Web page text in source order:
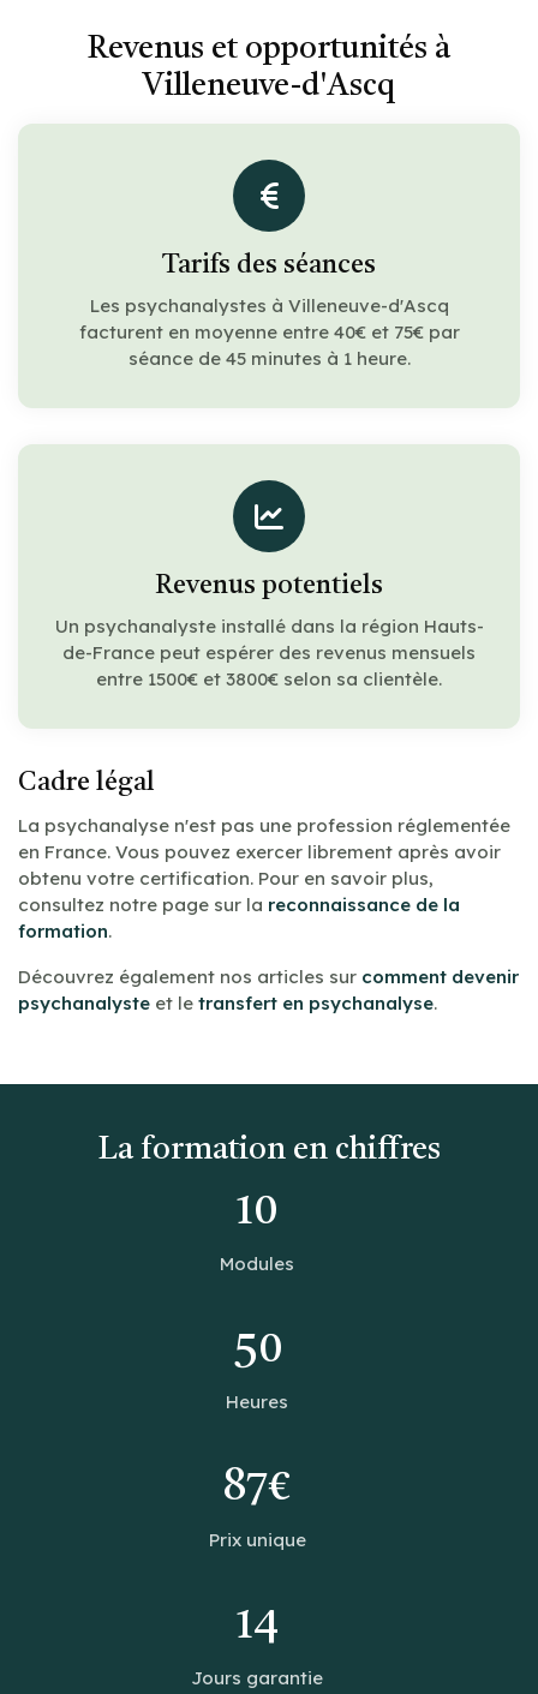
Revenus et opportunités à
Villeneuve-d'Ascq
Tarifs des séances
Les psychanalystes à Villeneuve-d'Ascq
facturent en moyenne entre 40€ et 75€ par
séance de 45 minutes à 1 heure.
Revenus potentiels
Un psychanalyste installé dans la région Hauts-
de-France peut espérer des revenus mensuels
entre 1500€ et 3800€ selon sa clientèle.
Cadre légal
La psychanalyse n'est pas une profession réglementée
en France. Vous pouvez exercer librement après avoir
obtenu votre certification. Pour en savoir plus,
consultez notre page sur la reconnaissance de la
formation.
Découvrez également nos articles sur comment devenir
psychanalyste et le transfert en psychanalyse.
La formation en chiffres
10
Modules
50
Heures
87€
Prix unique
14
Jours garantie